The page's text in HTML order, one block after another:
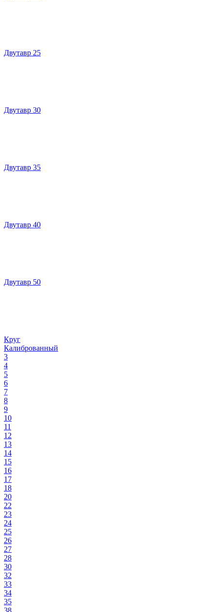
Двутавр 25
Двутавр 30
Двутавр 35
Двутавр 40
Двутавр 50
Круг
Калиброванный
3
4
5
6
7
8
9
10
11
12
13
14
15
16
17
18
20
22
23
24
25
26
27
28
30
32
33
34
35
38